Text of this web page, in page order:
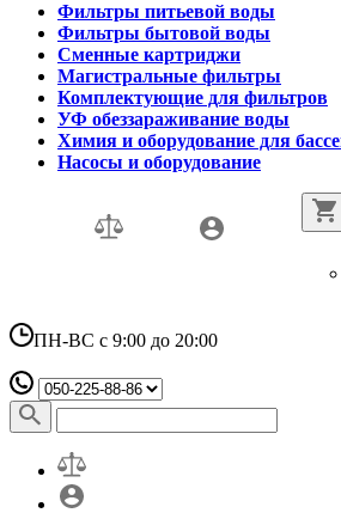
Фильтры питьевой воды
Фильтры бытовой воды
Сменные картриджи
Магистральные фильтры
Комплектующие для фильтров
УФ обеззараживание воды
Химия и оборудование для
Насосы и оборудование
ПН-ВС с 9:00 до 20:00